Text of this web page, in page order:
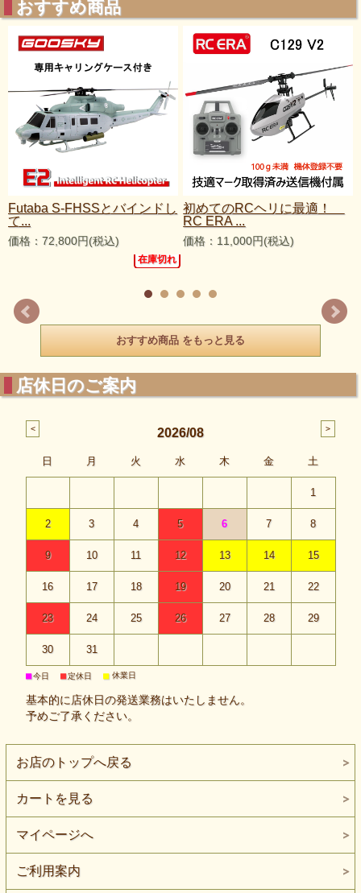
おすすめ商品
Futaba S-FHSSとバインドし
て...
価格：72,800円(税込)
在庫切れ
初めてのRCヘリに最適！
RC ERA ...
価格：11,000円(税込)
おすすめ商品 をもっと見る
店休日のご案内
2026/08
日 月 火 水 木 金 土
1
2 3 4 5 6 7 8
9 10 11 12 13 14 15
16 17 18 19 20 21 22
23 24 25 26 27 28 29
30 31
■今日 ■定休日 ■ 休業日
基本的に店休日の発送業務はいたしません。
予めご了承ください。
お店のトップへ戻る
カートを見る
マイページへ
ご利用案内